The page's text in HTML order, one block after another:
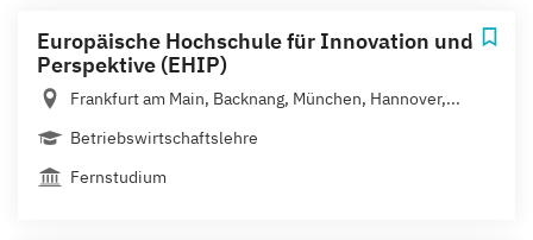
Europäische Hochschule für Innovation und
Perspektive (EHIP)
Frankfurt am Main, Backnang, München, Hannover,...
Betriebswirtschaftslehre
Fernstudium